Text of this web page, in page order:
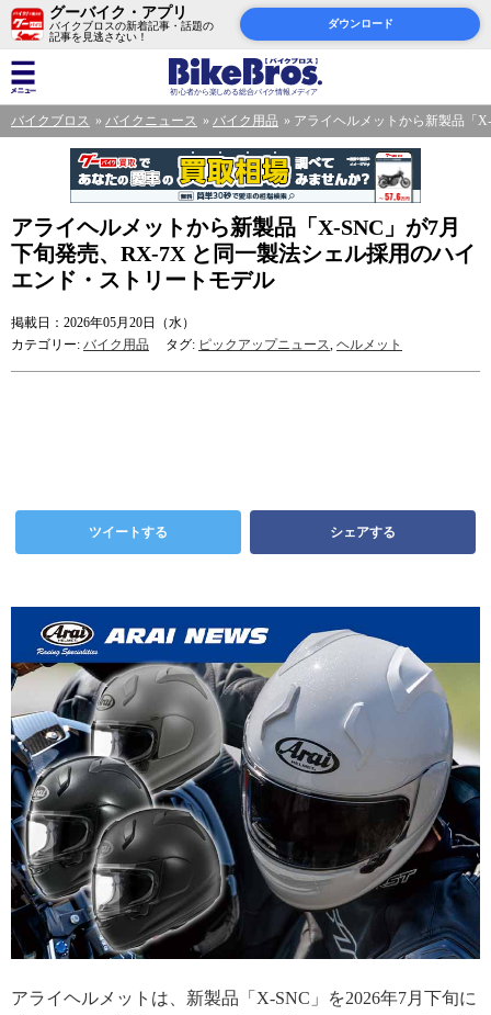
グーバイク・アプリ
バイクブロスの新着記事・話題の
記事を見逃さない！
ダウンロード
バイクブロス バイクニュース バイク用品 アライヘルメットから新製品「
アライヘルメットから新製品「X-SNC」が7月
下旬発売、RX-7X と同一製法シェル採用のハイ
エンド・ストリートモデル
掲載日：2026年05月20日（水）
カテゴリー: バイク用品 タグ: ピックアップニュース, ヘルメット
ツイートする シェアする
アライヘルメットは、新製品「X-SNC」を2026年7月下旬に